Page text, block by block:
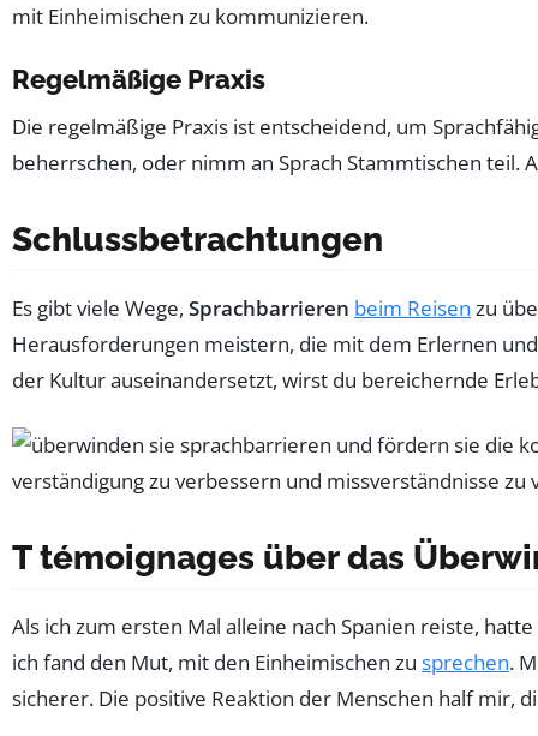
mit Einheimischen zu kommunizieren.
Regelmäßige Praxis
Die regelmäßige Praxis ist entscheidend, um
beherrschen, oder nimm an Sprach Stammtischen teil.
Schlussbetrachtungen
Es gibt viele Wege, Sprachbarrieren beim Reisen zu
Herausforderungen meistern, die mit dem Erlernen
der Kultur auseinandersetzt, wirst du bereichernde
T témoignages über das
Als ich zum ersten Mal alleine nach Spanien reiste,
ich fand den Mut, mit den Einheimischen zu sprechen.
sicherer. Die positive Reaktion der Menschen half mir,